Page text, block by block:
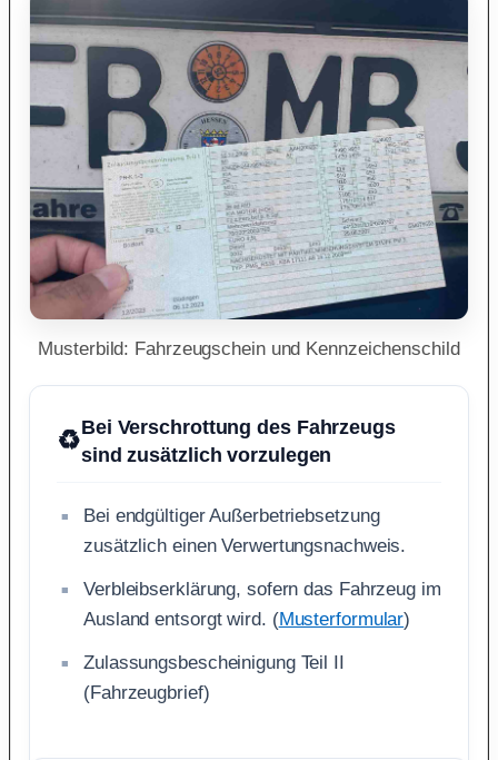
Musterbild: Fahrzeugschein und Kennzeichenschild
♻️Bei Verschrottung des Fahrzeugs
sind zusätzlich vorzulegen
Bei endgültiger Außerbetriebsetzung
zusätzlich einen Verwertungsnachweis.
Verbleibserklärung, sofern das Fahrzeug im
Ausland entsorgt wird. (Musterformular)
Zulassungsbescheinigung Teil II
(Fahrzeugbrief)